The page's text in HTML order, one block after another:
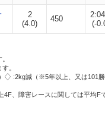
2
(4.0)
450
(-
。
:2kg減（※5年以上、又は101
、障害レースに関しては平均F